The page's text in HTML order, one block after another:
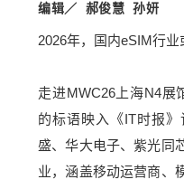
编辑／ 郝俊慧 孙妍
2026年，国内eSIM行业
走进MWC26上海N4展
的标语映入《IT时报
盛、华大电子、紫光同
业，涵盖移动运营商、